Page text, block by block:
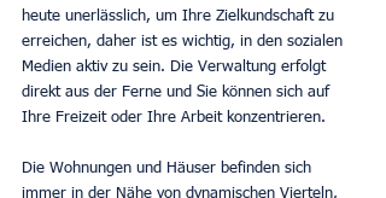
heute unerlässlich, um Ihre Zielkundschaft zu
erreichen, daher ist es wichtig, in den sozialen
Medien aktiv zu sein. Die Verwaltung erfolgt
direkt aus der Ferne und Sie können sich auf
Ihre Freizeit oder Ihre Arbeit konzentrieren.
Die Wohnungen und Häuser befinden sich
immer in der Nähe von dynamischen Vierteln,